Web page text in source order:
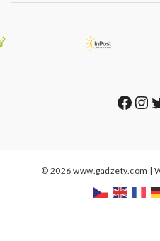
© 2026 www.gadzety.com |